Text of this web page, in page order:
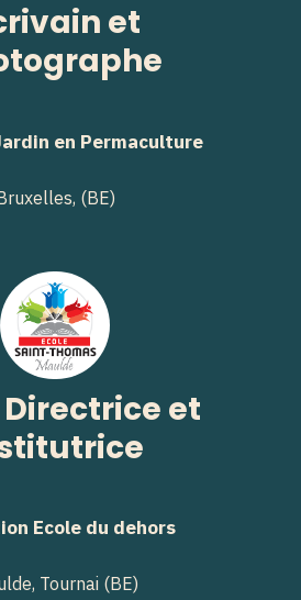
et
en Permaculture
(BE)
et
Ecole du dehors
Tournai (BE)